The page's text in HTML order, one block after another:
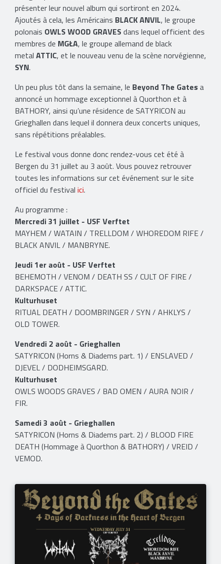
présenter leur nouvel album qui sortiront en 2024.
Ajoutés à cela, les Américains BLACK ANVIL, le groupe
polonais OWLS WOOD GRAVESdans lequel officient des
membres de MGŁA, le groupe allemand de black
metal ATTIC, et le nouveau venu de la scène norvégienne,
SYN.
Un peu plus tôt dans la semaine, le Beyond The Gatesa
annoncé un hommage exceptionnel à Quorthon et à
BATHORY, ainsi qu’une résidence de SATYRICON au
Grieghallen dans lequel il donnera deux concerts uniques,
sans répétitions préalables.
Le festival vous donne donc rendez-vous cet été à
Bergen du 31 juillet au 3 août. Vous pouvez retrouver
toutes les informations sur cet événement sur le site
officiel du festival ici.
Au programme :
Mercredi 31 juillet - USF Verftet
MAYHEM / WATAIN / TRELLDOM / WHOREDOM RIFE /
BLACK ANVIL / MANBRYNE.
Jeudi 1er août - USF Verftet
BEHEMOTH / VENOM / DEATH SS / CULT OF FIRE /
DARKSPACE / ATTIC.
Kulturhuset
RITUAL DEATH / DOOMBRINGER / SYN / AHKLYS /
OLD TOWER.
Vendredi 2 août - Grieghallen
SATYRICON (Horns & Diadems part. 1) / ENSLAVED /
DJEVEL / DODHEIMSGARD.
Kulturhuset
OWLS WOODS GRAVES / BAD OMEN / AURA NOIR /
FIR.
Samedi 3 août - Grieghallen
SATYRICON (Horns & Diadems part. 2) / BLOOD FIRE
DEATH (Hommage à Quorthon & BATHORY) / VREID /
VEMOD.